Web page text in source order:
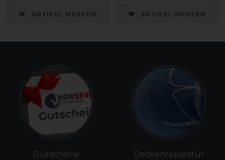
ARTIKEL MERKEN ARTIKEL MERKEN
Gutscheine Deckenreparatur